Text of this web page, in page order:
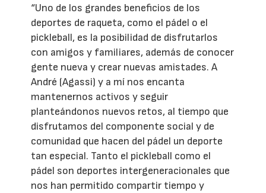
“Uno de los grandes beneficios de los
deportes de raqueta, como el pádel o el
pickleball, es la posibilidad de disfrutarlos
con amigos y familiares, además de conocer
gente nueva y crear nuevas amistades. A
André (Agassi) y a mí nos encanta
mantenernos activos y seguir
planteándonos nuevos retos, al tiempo que
disfrutamos del componente social y de
comunidad que hacen del pádel un deporte
tan especial. Tanto el pickleball como el
pádel son deportes intergeneracionales que
nos han permitido compartir tiempo y